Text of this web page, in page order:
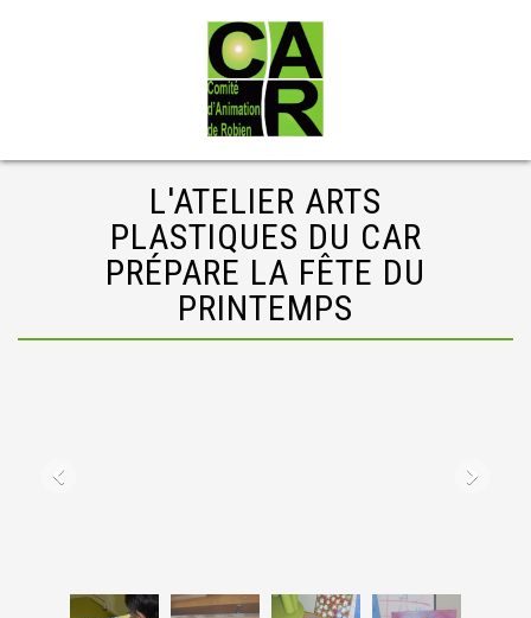
L'ATELIER ARTS
PLASTIQUES DU CAR
PRÉPARE LA FÊTE DU
PRINTEMPS